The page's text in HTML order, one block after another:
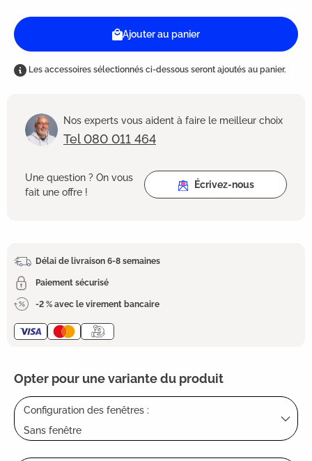
Ajouter au panier
Les accessoires sélectionnés ci-dessous seront ajoutés au panier.
Nos experts vous aident à faire le meilleur choix
Tel 080 011 464
Une question ? On vous
fait une offre !
Écrivez-nous
Délai de livraison 6-8 semaines
Paiement sécurisé
-2 % avec le virement bancaire
Opter pour une variante du produit
Configuration des fenêtres :
Sans fenêtre